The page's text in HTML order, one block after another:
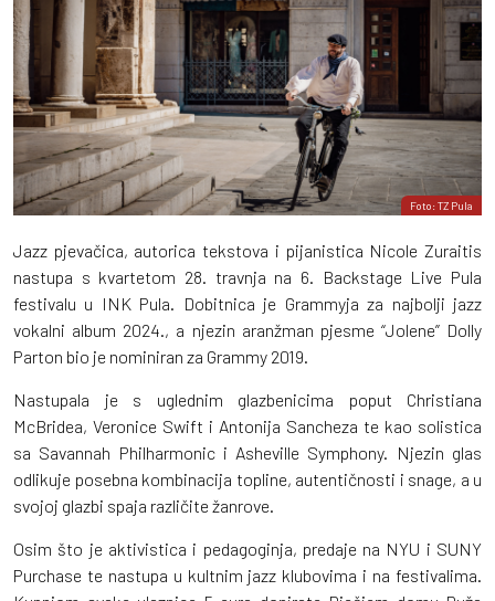
Foto: TZ Pula
Jazz pjevačica, autorica tekstova i pijanistica Nicole Zuraitis
nastupa s kvartetom 28. travnja na 6. Backstage Live Pula
festivalu u INK Pula. Dobitnica je Grammyja za najbolji jazz
vokalni album 2024., a njezin aranžman pjesme “Jolene” Dolly
Parton bio je nominiran za Grammy 2019.
Nastupala je s uglednim glazbenicima poput Christiana
McBridea, Veronice Swift i Antonija Sancheza te kao solistica
sa Savannah Philharmonic i Asheville Symphony. Njezin glas
odlikuje posebna kombinacija topline, autentičnosti i snage, a u
svojoj glazbi spaja različite žanrove.
Osim što je aktivistica i pedagoginja, predaje na NYU i SUNY
Purchase te nastupa u kultnim jazz klubovima i na festivalima.